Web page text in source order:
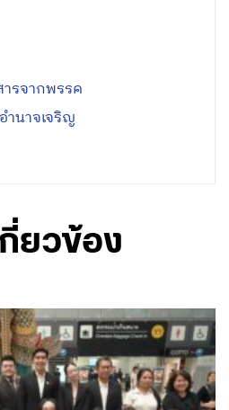
ารจากพรรค
ำนาจเจริญ
ยวข้อง